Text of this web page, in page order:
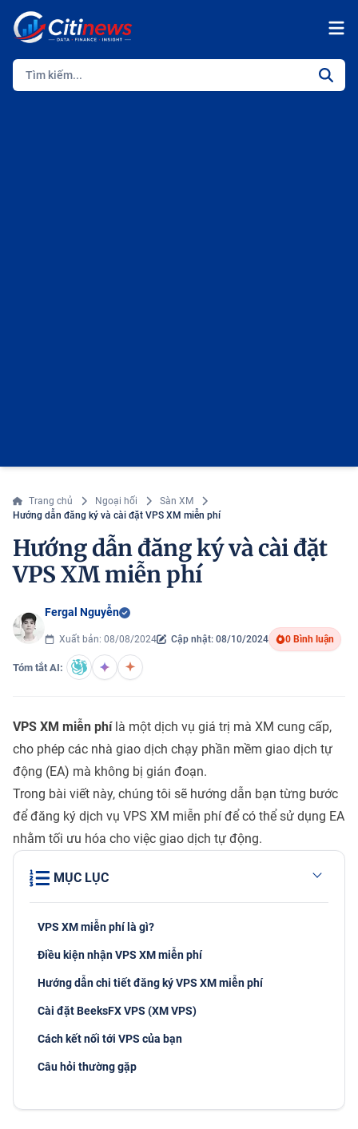
Trang chủ Ngoại hối
Sàn XM
Hướng dẫn đăng ký và cài đặt VPS XM miễn phí
Hướng dẫn đăng ký và cài đặt
VPS XM miễn phí
Fergal Nguyễn
Xuất bản: 08/08/2024 Cập nhật: 08/10/2024 0 Bình luận
Tóm tắt AI:
VPS XM miễn phílà một dịch vụ giá trị mà XM cung cấp,
cho phép các nhà giao dịch chạy phần mềm giao dịch tự
động (EA) mà không bị gián đoạn.
Trong bài viết này, chúng tôi sẽ hướng dẫn bạn từng bước
để đăng ký dịch vụ VPS XM miễn phí để có thể sử dụng EA
nhằm tối ưu hóa cho việc giao dịch tự động.
MỤC LỤC
VPS XM miễn phí là gì?
Điều kiện nhận VPS XM miễn phí
Hướng dẫn chi tiết đăng ký VPS XM miễn phí
Cài đặt BeeksFX VPS (XM VPS)
Cách kết nối tới VPS của bạn
Câu hỏi thường gặp